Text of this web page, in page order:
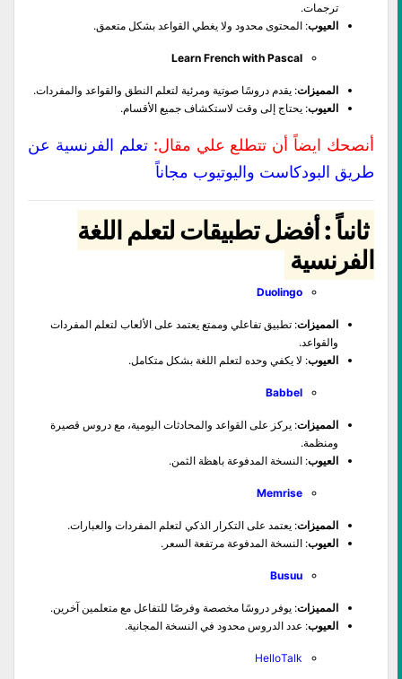
ترجمات.
العيوب: المحتوى محدود ولا يغطي القواعد بشكل متعمق.
Learn French with Pascal
المميزات: يقدم دروسًا صوتية ومرئية لتعلم النطق والقواعد والمفردات.
العيوب: يحتاج إلى وقت لاستكشاف جميع الأقسام.
أنصحك ايضاً أن تتطلع علي مقال: تعلم الفرنسية عن
طريق البودكاست واليوتيوب مجاناً
ثانياً : أفضل تطبيقات لتعلم اللغة
الفرنسية
Duolingo
المميزات: تطبيق تفاعلي وممتع يعتمد على الألعاب لتعلم المفردات
والقواعد.
العيوب: لا يكفي وحده لتعلم اللغة بشكل متكامل.
Babbel
المميزات: يركز على القواعد والمحادثات اليومية، مع دروس قصيرة
ومنظمة.
العيوب: النسخة المدفوعة باهظة الثمن.
Memrise
المميزات: يعتمد على التكرار الذكي لتعلم المفردات والعبارات.
العيوب: النسخة المدفوعة مرتفعة السعر.
Busuu
المميزات: يوفر دروسًا مخصصة وفرصًا للتفاعل مع متعلمين آخرين.
العيوب: عدد الدروس محدود في النسخة المجانية.
HelloTalk